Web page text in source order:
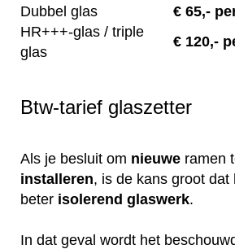
Dubbel glas
€ 65,-
HR+++-glas / triple
glas
€ 120,-
Btw-tarief glaszetter
Als je besluit om nieuwe ramen
installeren, is de kans groot dat
beter isolerend glaswerk.
In dat geval wordt het